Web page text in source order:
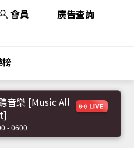
會員 廣告查詢
音樂 [Music All
- 0600